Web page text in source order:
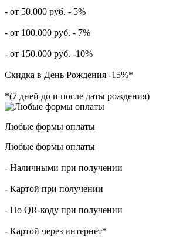
- от 50.000 руб. - 5%
- от 100.000 руб. - 7%
- от 150.000 руб. -10%
Скидка в День Рождения -15%*
*(7 дней до и после даты рождения)
Любые формы оплаты
Любые формы оплаты
- Наличными при получении
- Картой при получении
- По QR-коду при получении
- Картой через интернет*